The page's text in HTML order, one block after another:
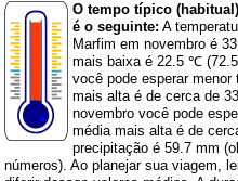
O tempo típico
é o seguinte: A
Marfim em novembro é
mais baixa é 22.5 ℃
você pode esperar
mais alta é de cerca de
novembro você pode
média mais alta é de
precipitação é 59.7 mm (
números). Ao planejar sua viagem,